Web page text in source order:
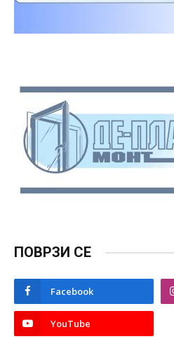
ПОВРЗИ СЕ
Facebook
YouTube